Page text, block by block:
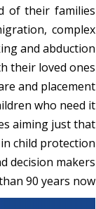
of their families
complex
and abduction.
their loved ones.
and placement.
who need it.
aiming just that.
child protection.
decision makers.
90 years now.